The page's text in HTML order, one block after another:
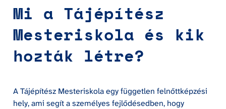
Mi a Tájépítész
Mesteriskola és kik
hozták létre?
A Tájépítész Mesteriskola egy független felnőttképzési
hely, ami segít a személyes fejlődésedben, hogy